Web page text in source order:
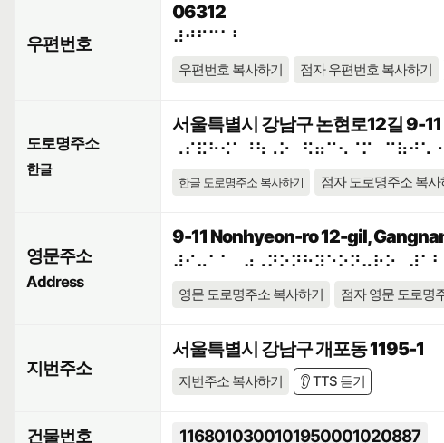
우편번호
06312
⠼⠚⠋⠉⠁⠃
우편번호 복사하기 점자 우편번호 복사하기
도로명주소
한글
서울특별시 강남구 논현로12길 9-
한글 도로명주소 복사하기 점자 도로명주소 복사
영문주소
Address
9-11 Nonhyeon-ro 12-gil,
영문 도로명주소 복사하기 점자 영문 도로명
지번주소
서울특별시 강남구 개포동 1195-1
지번주소 복사하기 👂 TTS 듣기
건물번호 1168010300101950001020887